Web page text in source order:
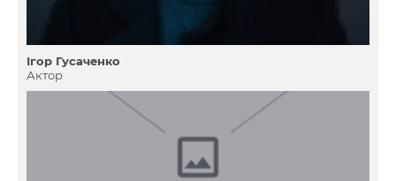
Ігор Гусаченко
Актор